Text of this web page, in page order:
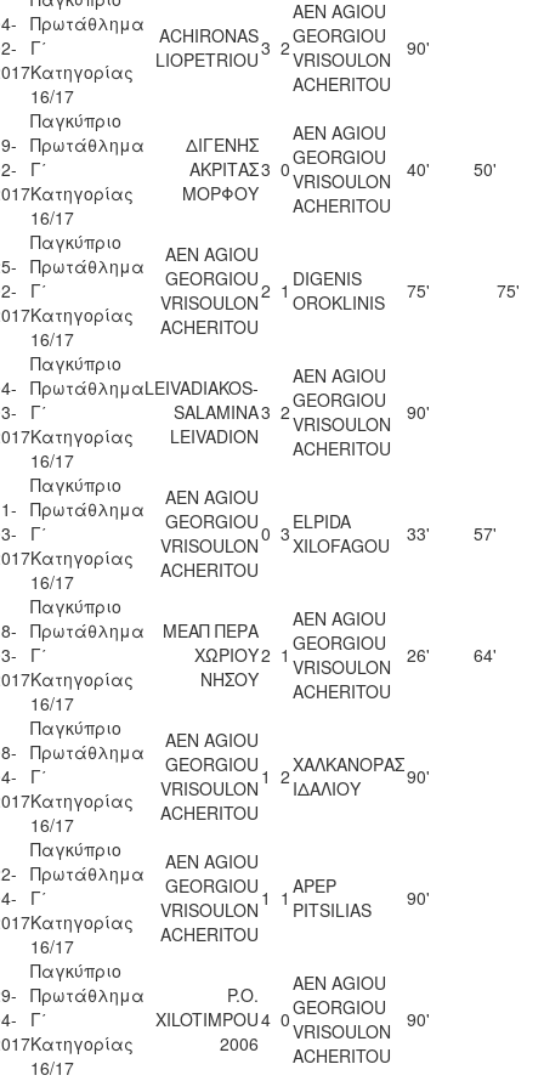
Πρωτάθλημα
Γ΄
Κατηγορίας
16/17
ACHIRONAS
LIOPETRIOU3 2
AEN AGIOU
GEORGIOU
VRISOULON
ACHERITOU
90'
Παγκύπριο
Πρωτάθλημα
Γ΄
Κατηγορίας
16/17
ΔΙΓΕΝΗΣ
ΑΚΡΙΤΑΣ
ΜΟΡΦΟΥ
3 0
AEN AGIOU
GEORGIOU
VRISOULON
ACHERITOU
40' 50'
Παγκύπριο
Πρωτάθλημα
Γ΄
Κατηγορίας
16/17
AEN AGIOU
GEORGIOU
VRISOULON
ACHERITOU
2 1 DIGENIS
OROKLINIS
75' 75'
Παγκύπριο
Πρωτάθλημα
Γ΄
Κατηγορίας
16/17
LEIVADIAKOS-
SALAMINA
LEIVADION
3 2
AEN AGIOU
GEORGIOU
VRISOULON
ACHERITOU
90'
Παγκύπριο
Πρωτάθλημα
Γ΄
Κατηγορίας
16/17
AEN AGIOU
GEORGIOU
VRISOULON
ACHERITOU
0 3 ELPIDA
XILOFAGOU
33' 57'
Παγκύπριο
Πρωτάθλημα
Γ΄
Κατηγορίας
16/17
ΜΕΑΠ ΠΕΡΑ
ΧΩΡΙΟΥ
ΝΗΣΟΥ
2 1
AEN AGIOU
GEORGIOU
VRISOULON
ACHERITOU
26' 64'
Παγκύπριο
Πρωτάθλημα
Γ΄
Κατηγορίας
16/17
AEN AGIOU
GEORGIOU
VRISOULON
ACHERITOU
1 2ΧΑΛΚΑΝΟΡΑΣ
ΙΔΑΛΙΟΥ
90'
Παγκύπριο
Πρωτάθλημα
Γ΄
Κατηγορίας
16/17
AEN AGIOU
GEORGIOU
VRISOULON
ACHERITOU
1 1 APEP
PITSILIAS
90'
Παγκύπριο
Πρωτάθλημα
Γ΄
Κατηγορίας
16/17
P.O.
XILOTIMPOU
2006
4 0
AEN AGIOU
GEORGIOU
VRISOULON
ACHERITOU
90'